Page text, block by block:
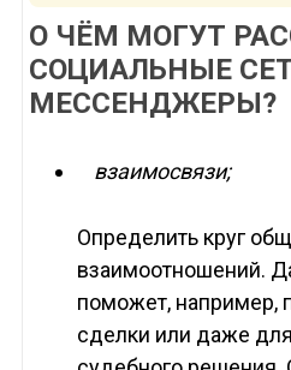
О ЧЁМ МОГУТ
СОЦИАЛЬНЫЕ
МЕССЕНДЖЕРЫ?
взаимосвязи;
Определить круг
взаимоотношений.
поможет, например,
сделки или даже